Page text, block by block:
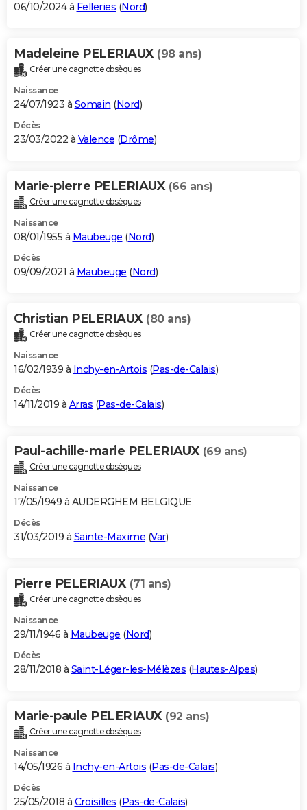
06/10/2024 à Felleries (Nord)
Madeleine PELERIAUX (98 ans)
Créer une cagnotte obsèques
Naissance
24/07/1923 à Somain (Nord)
Décès
23/03/2022 à Valence (Drôme)
Marie-pierre PELERIAUX (66 ans)
Créer une cagnotte obsèques
Naissance
08/01/1955 à Maubeuge (Nord)
Décès
09/09/2021 à Maubeuge (Nord)
Christian PELERIAUX (80 ans)
Créer une cagnotte obsèques
Naissance
16/02/1939 à Inchy-en-Artois (Pas-de-Calais)
Décès
14/11/2019 à Arras (Pas-de-Calais)
Paul-achille-marie PELERIAUX (69 ans)
Créer une cagnotte obsèques
Naissance
17/05/1949 à AUDERGHEM BELGIQUE
Décès
31/03/2019 à Sainte-Maxime (Var)
Pierre PELERIAUX (71 ans)
Créer une cagnotte obsèques
Naissance
29/11/1946 à Maubeuge (Nord)
Décès
28/11/2018 à Saint-Léger-les-Mélèzes (Hautes-Alpes)
Marie-paule PELERIAUX (92 ans)
Créer une cagnotte obsèques
Naissance
14/05/1926 à Inchy-en-Artois (Pas-de-Calais)
Décès
25/05/2018 à Croisilles (Pas-de-Calais)